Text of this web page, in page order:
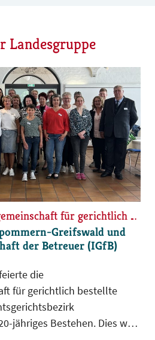
Landesgruppe
20 Jahre Interessengemeinschaft für gerichtlich bestellte Betreuer*innen im Amtsgerichtsbezirk Pasewalk/Anklam
Greifswald und
der Betreuer (IGfB)
für gerichtlich bestellte
jähriges Bestehen. Dies war